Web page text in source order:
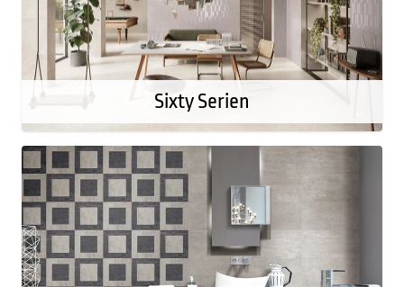
Sixty Serien